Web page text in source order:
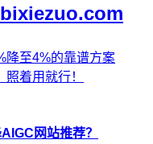
降至4%的靠谱方案
着用就行！
网站推荐？